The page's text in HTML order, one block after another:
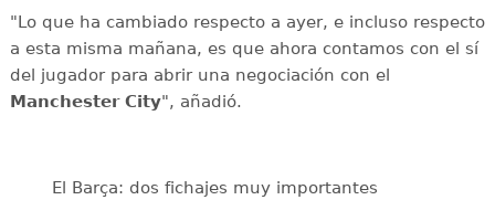
"Lo que ha cambiado respecto a ayer, e incluso respecto
a esta misma mañana, es que ahora contamos con el sí
del jugador para abrir una negociación con el
Manchester City", añadió.
El Barça: dos fichajes muy importantes